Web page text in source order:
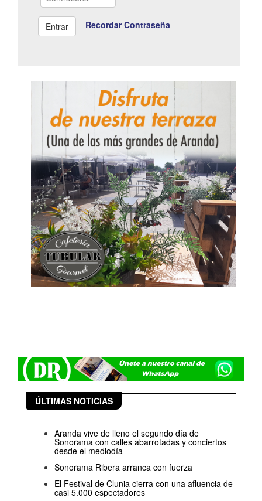
Recordar Contraseña
ÚLTIMAS NOTICIAS
Aranda vive de lleno el segundo día de
Sonorama con calles abarrotadas y conciertos
desde el mediodía
Sonorama Ribera arranca con fuerza
El Festival de Clunia cierra con una afluencia de
casi 5.000 espectadores